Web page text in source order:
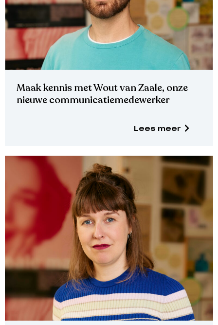
Maak kennis met Wout van Zaale, onze
nieuwe communicatiemedewerker
Lees meer